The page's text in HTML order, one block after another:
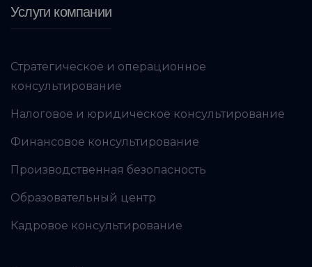
Услуги компании
Стратегическое и операционное
консультирование
Налоговое и юридическое консультирование
Финансовое консультирование
Производственная безопасность
Образовательный центр
Кадровое консультирование